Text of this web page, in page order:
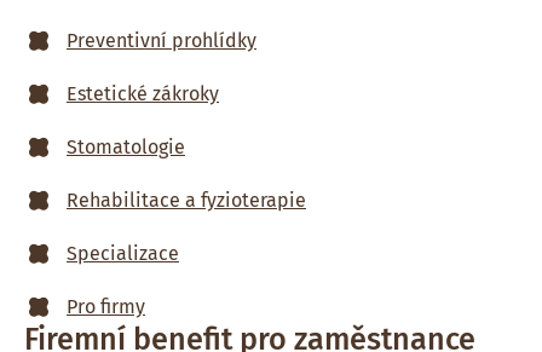
Preventivní prohlídky
Estetické zákroky
Stomatologie
Rehabilitace a fyzioterapie
Specializace
Pro firmy
Firemní benefit pro zaměstnance